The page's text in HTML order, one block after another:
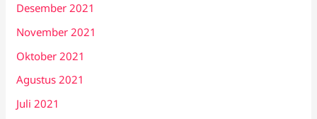
Desember 2021
November 2021
Oktober 2021
Agustus 2021
Juli 2021